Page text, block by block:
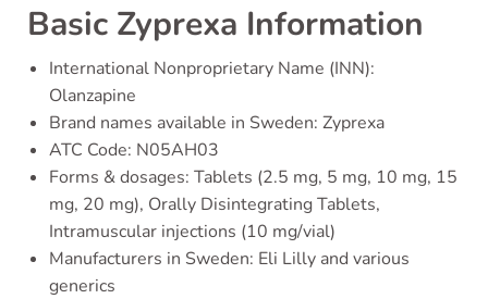
Basic Zyprexa Information
International Nonproprietary Name (INN):
Olanzapine
Brand names available in Sweden: Zyprexa
ATC Code: N05AH03
Forms & dosages: Tablets (2.5 mg, 5 mg, 10 mg, 15
mg, 20 mg), Orally Disintegrating Tablets,
Intramuscular injections (10 mg/vial)
Manufacturers in Sweden: Eli Lilly and various
generics